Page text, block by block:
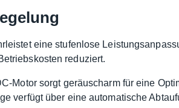
eine stufenlose
reduziert.
Motor sorgt geräuscharm für eine
verfügt über eine automatische